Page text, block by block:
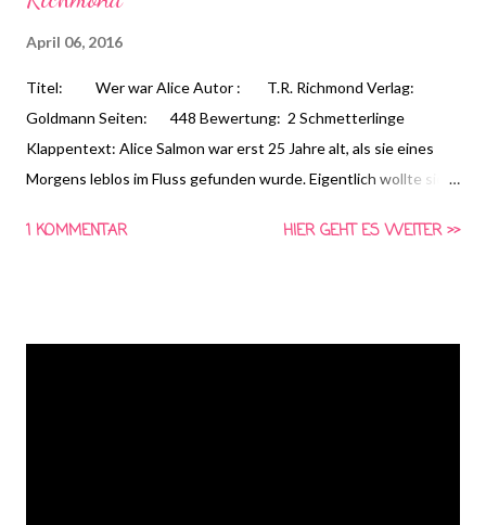
April 06, 2016
Titel: Wer war Alice Autor : T.R. Richmond Verlag:
Goldmann Seiten: 448 Bewertung: 2 Schmetterlinge
Klappentext: Alice Salmon war erst 25 Jahre alt, als sie eines
Morgens leblos im Fluss gefunden wurde. Eigentlich wollte sie
sie die letzten Stunden ihres Lebens. Aber was ist passiert? Ist
1 KOMMENTAR HIER GEHT ES WEITER >>